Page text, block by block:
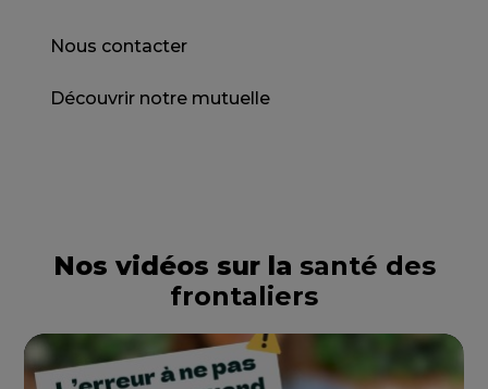
Nous contacter
Découvrir notre mutuelle
Nos vidéos sur la santé des
frontaliers